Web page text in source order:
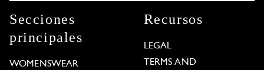
Secciones
principales
WOMENSWEAR
Recursos
LEGAL
TERMS AND